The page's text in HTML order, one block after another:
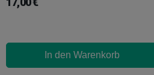
In den Warenkorb